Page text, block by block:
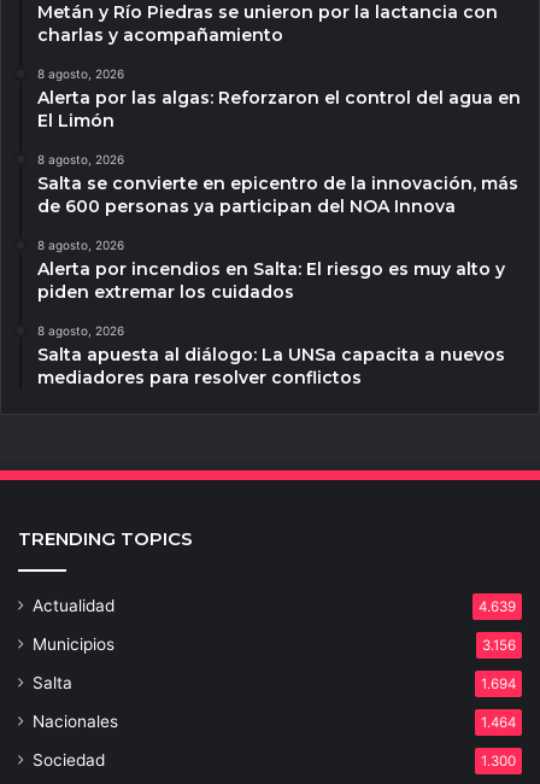
Metán y Río Piedras se unieron por la lactancia con
charlas y acompañamiento
8 agosto, 2026
Alerta por las algas: Reforzaron el control del agua en
El Limón
8 agosto, 2026
Salta se convierte en epicentro de la innovación, más
de 600 personas ya participan del NOA Innova
8 agosto, 2026
Alerta por incendios en Salta: El riesgo es muy alto y
piden extremar los cuidados
8 agosto, 2026
Salta apuesta al diálogo: La UNSa capacita a nuevos
mediadores para resolver conflictos
TRENDING TOPICS
Actualidad 4.639
Municipios 3.156
Salta 1.694
Nacionales 1.464
Sociedad 1.300